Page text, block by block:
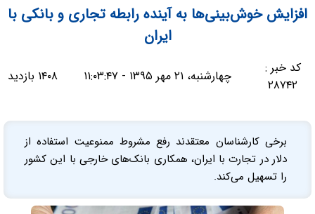
افزایش خوش‌بینی‌ها به آینده رابطه تجاری و بانکی با
ایران
کد خبر :
۲۸۷۴۲
چهارشنبه، ۲۱ مهر ۱۳۹۵ - ۱۱:۰۳:۴۷ ۱۴۰۸ بازدید
برخی کارشناسان معتقدند رفع مشروط ممنوعیت استفاده از
دلار در تجارت با ایران، همکاری بانک‌های خارجی با این کشور
را تسهیل می‌کند.